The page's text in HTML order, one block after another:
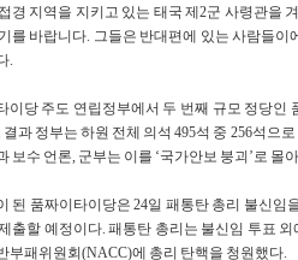
경 지역을 지키고 있는 태국 제2군 사령관을
를 바랍니다. 그들은 반대편에 있는 사람들
.
이당 주도 연립정부에서 두 번째 규모 정당인
결과 정부는 하원 전체 의석 495석 중 256석으
보수 언론, 군부는 이를 ‘국가안보 붕괴’로
된 품짜이타이당은 24일 패통탄 총리 불신
출할 예정이다. 패통탄 총리는 불신임 투표
부패위원회(NACC)에 총리 탄핵을 청원했다.